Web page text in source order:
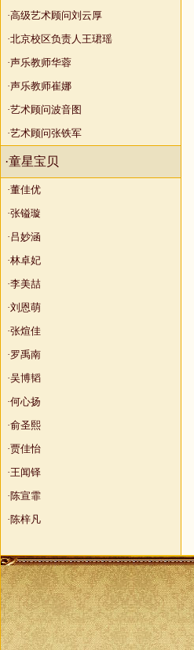
·高级艺术顾问刘云厚
·北京校区负责人王珺瑶
·声乐教师华蓉
·声乐教师崔娜
·艺术顾问波音图
·艺术顾问张铁军
·童星宝贝
·董佳优
·张镒璇
·吕妙涵
·林卓妃
·李美喆
·刘恩萌
·张煊佳
·罗禹南
·吴博韬
·何心扬
·俞圣熙
·贾佳怡
·王闻铎
·陈宣霏
·陈梓凡